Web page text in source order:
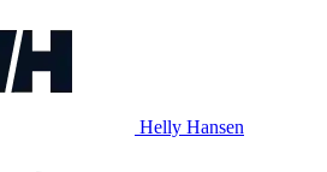
Helly Hansen